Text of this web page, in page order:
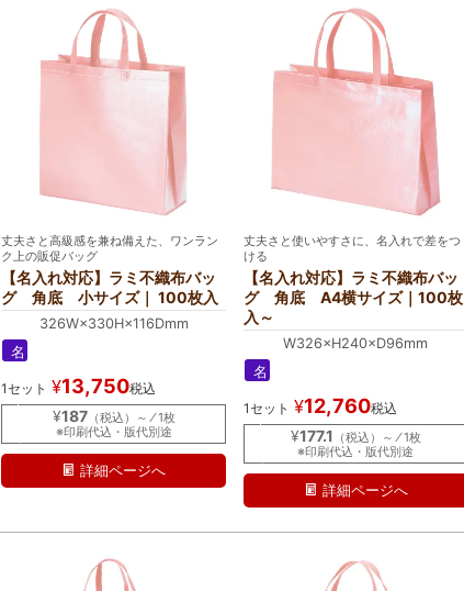
丈夫さと高級感を兼ね備えた、ワンラン
ク上の販促バッグ
【名入れ対応】ラミ不織布バッ
グ 角底 小サイズ｜ 100枚入
326W×330H×116Dmm
名
れ
｜
ミ
1セット ¥13,750税込
¥187（税込）～ ⁄ 1枚
※印刷代込・版代別途
詳細ページへ
丈夫さと使いやすさに、名入れで差をつ
ける
【名入れ対応】ラミ不織布バッ
グ 角底 A4横サイズ｜100枚
入～
W326×H240×D96mm
名
れ
｜
ミ
1セット ¥12,760税込
¥177.1 （税込）～ ⁄ 1枚
※印刷代込・版代別途
詳細ページへ